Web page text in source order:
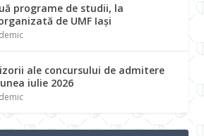
programe de studii, la
de UMF Iași
ale concursului de admitere
iulie 2026